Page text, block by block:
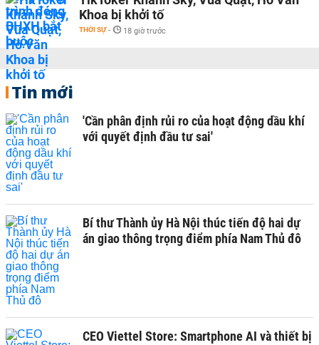
Khoa bị khởi tố
THỜI SỰ - 18 giờ trước
Tin mới
'Cần phân định rủi ro của hoạt động dầu khí
với quyết định đầu tư sai'
Bí thư Thành ủy Hà Nội thúc tiến độ hai dự
án giao thông trọng điểm phía Nam Thủ đô
CEO Viettel Store: Smartphone AI và thiết bị